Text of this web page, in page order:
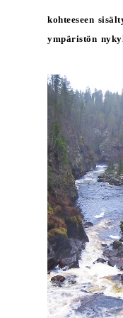
kohteeseen
ympäristön